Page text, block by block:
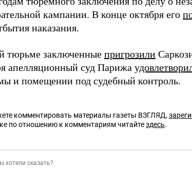
кампании. В конце октября его
наказания.
тюрьме заключенные пригрозили
апелляционный суд Парижа
и помещении под судебный контроль.
комментировать материалы газеты ВЗГЛЯД,
по отношению к комментариям читайтездесь.